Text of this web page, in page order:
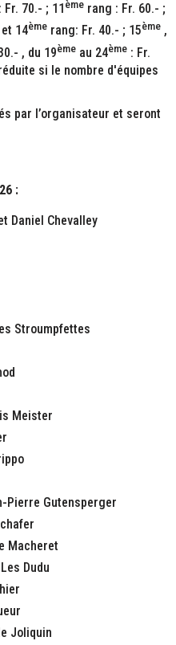
70.- ; 11 èmerang : Fr. 60.- ;
14èmerang: Fr. 40.- ; 15ème,
, du 19èmeau 24ème: Fr.
si le nombre d'équipes
à 48.
par l’organisateur et seront
:
Daniel Chevalley
Stroumpfettes
Meister
Pierre Gutensperger
Macheret
Dudu
Joliquin